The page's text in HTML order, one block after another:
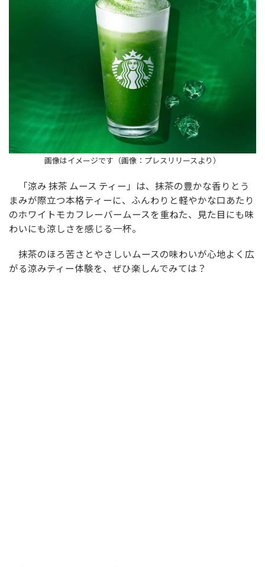
画像はイメージです（画像：プレスリリースより）
「涼み 抹茶 ムース ティー」は、抹茶の豊かな香りとう
まみが際立つ本格ティーに、ふんわりと軽やかな口あたり
のホワイトモカフレーバームースを重ねた、見た目にも味
わいにも涼しさを感じる一杯。
抹茶のほろ苦さとやさしいムースの味わいが心地よく広
がる涼みティー体験を、ぜひ楽しんでみては？